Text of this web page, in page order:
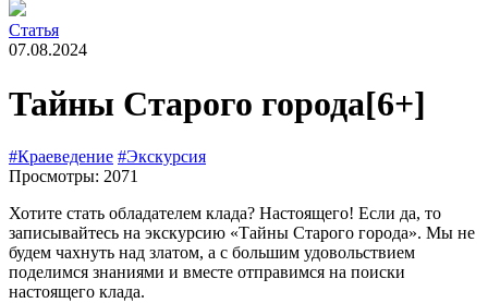
Статья
07.08.2024
Тайны Старого города[6+]
#Краеведение #Экскурсия
Просмотры: 2071
Хотите стать обладателем клада? Настоящего! Если да, то
записывайтесь на экскурсию «Тайны Старого города». Мы не
будем чахнуть над златом, а с большим удовольствием
поделимся знаниями и вместе отправимся на поиски
настоящего клада.